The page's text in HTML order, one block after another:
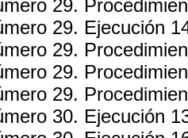
29.
29. Ejecución
29.
29.
29.
30. Ejecución